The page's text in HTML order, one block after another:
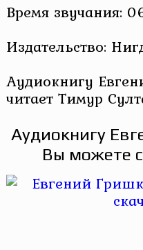
Время звучания:
Издательство:
Аудиокнигу
читает Тимур
Аудиокнигу
Вы можете